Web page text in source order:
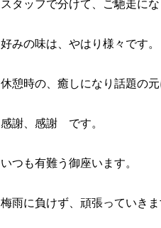
スタッフで分けて、ご馳走に
好みの味は、やはり様々です。
休憩時の、癒しになり話題の元
感謝、感謝 です。
いつも有難う御座います。
梅雨に負けず、頑張っていきま